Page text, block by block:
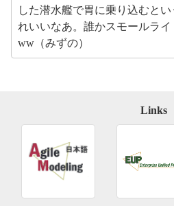
した潜水艦で胃に乗り込むと
れいいなあ。誰かスモールラ
ww（みずの）
Links